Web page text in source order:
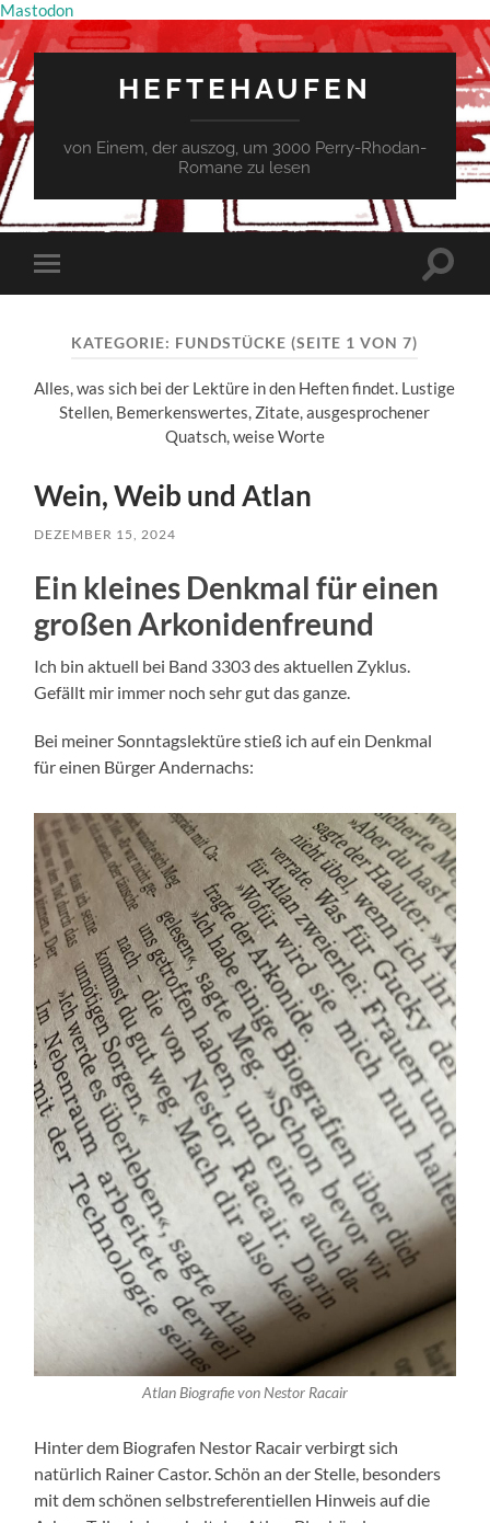
Mastodon
HEFTEHAUFEN
von Einem, der auszog, um 3000 Perry-Rhodan-
Romane zu lesen
Mobile-
Menü
KATEGORIE: FUNDSTÜCKE (SEITE 1 VON 7)
Alles, was sich bei der Lektüre in den Heften findet. Lustige
Stellen, Bemerkenswertes, Zitate, ausgesprochener
Quatsch, weise Worte
Wein, Weib und Atlan
DEZEMBER 15, 2024
Ein kleines Denkmal für einen
großen Arkonidenfreund
Ich bin aktuell bei Band 3303 des aktuellen Zyklus.
Gefällt mir immer noch sehr gut das ganze.
Bei meiner Sonntagslektüre stieß ich auf ein Denkmal
für einen Bürger Andernachs:
Atlan Biografie von Nestor Racair
Hinter dem Biografen Nestor Racair verbirgt sich
natürlich Rainer Castor. Schön an der Stelle, besonders
mit dem schönen selbstreferentiellen Hinweis auf die